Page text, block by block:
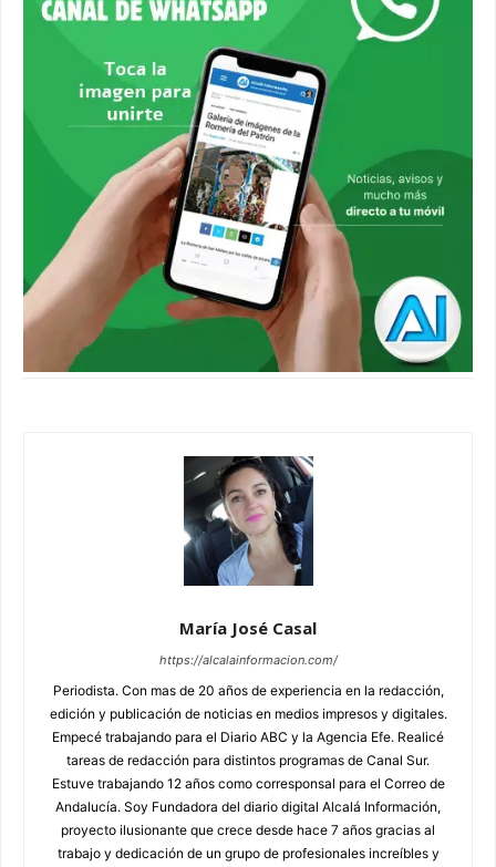
María José Casal
https://alcalainformacion.com/
Periodista. Con mas de 20 años de experiencia en la redacción,
edición y publicación de noticias en medios impresos y digitales.
Empecé trabajando para el Diario ABC y la Agencia Efe. Realicé
tareas de redacción para distintos programas de Canal Sur.
Estuve trabajando 12 años como corresponsal para el Correo de
Andalucía. Soy Fundadora del diario digital Alcalá Información,
proyecto ilusionante que crece desde hace 7 años gracias al
trabajo y dedicación de un grupo de profesionales increíbles y